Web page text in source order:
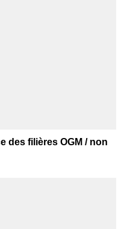
des filières OGM / non